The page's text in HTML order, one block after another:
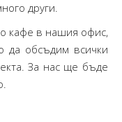
други.
кафе в нашия офис,
да обсъдим всички
За нас ще бъде